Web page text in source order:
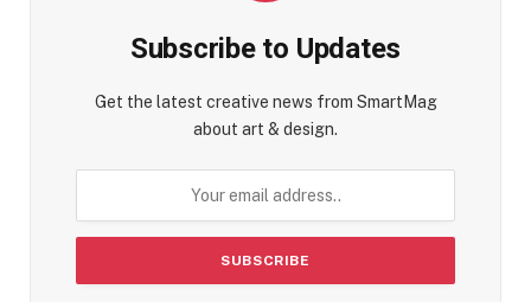
Subscribe to Updates
Get the latest creative news from SmartMag
about art & design.